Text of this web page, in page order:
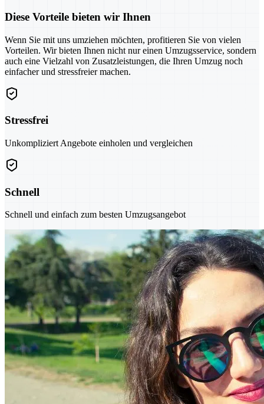
Diese Vorteile bieten wir Ihnen
Wenn Sie mit uns umziehen möchten, profitieren Sie von vielen
Vorteilen. Wir bieten Ihnen nicht nur einen Umzugsservice, sondern
auch eine Vielzahl von Zusatzleistungen, die Ihren Umzug noch
einfacher und stressfreier machen.
Stressfrei
Unkompliziert Angebote einholen und vergleichen
Schnell
Schnell und einfach zum besten Umzugsangebot